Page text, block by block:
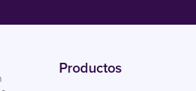
Productos